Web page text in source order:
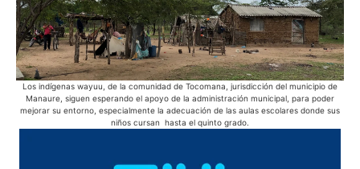
Los indígenas wayuu, de la comunidad de Tocomana, jurisdicción del municipio de
Manaure, siguen esperando el apoyo de la administración municipal, para poder
mejorar su entorno, especialmente la adecuación de las aulas escolares donde sus
niños cursan hasta el quinto grado.